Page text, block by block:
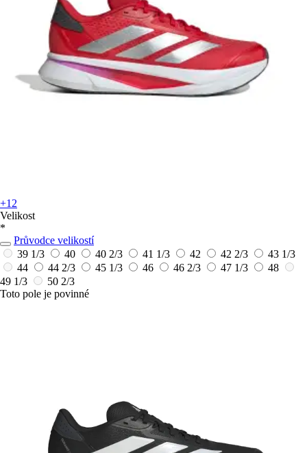
+12
Velikost
*
Průvodce velikostí
39 1/3
40 40 2/3 41 1/3 42 42 2/3
43 1/3
44
44 2/3 45 1/3 46 46 2/3 47 1/3
48
49 1/3
50 2/3
Toto pole je povinné